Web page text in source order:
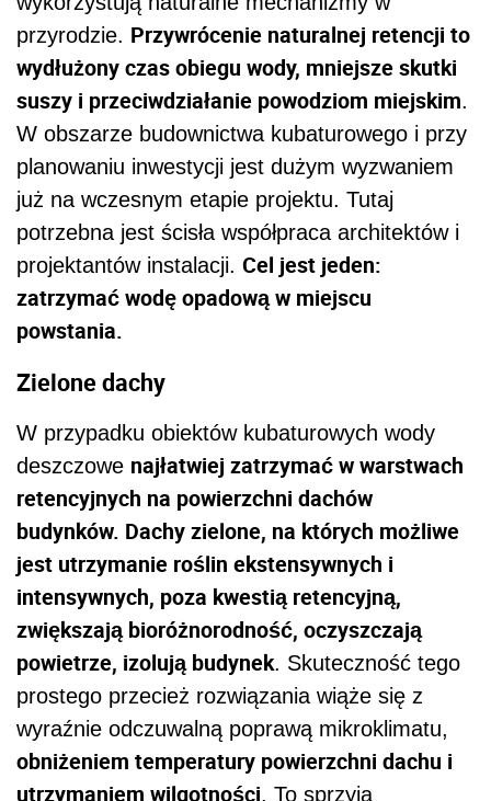
przyrodzie. Przywrócenie naturalnej retencji to
wydłużony czas obiegu wody, mniejsze skutki
suszy i przeciwdziałanie powodziom miejskim.
W obszarze budownictwa kubaturowego i przy
planowaniu inwestycji jest dużym wyzwaniem
już na wczesnym etapie projektu. Tutaj
potrzebna jest ścisła współpraca architektów i
projektantów instalacji. Cel jest jeden:
zatrzymać wodę opadową w miejscu
powstania.
Zielone dachy
W przypadku obiektów kubaturowych wody
deszczowe najłatwiej zatrzymać w warstwach
retencyjnych na powierzchni dachów
budynków. Dachy zielone, na których możliwe
jest utrzymanie roślin ekstensywnych i
intensywnych, poza kwestią retencyjną,
zwiększają bioróżnorodność, oczyszczają
powietrze, izolują budynek. Skuteczność tego
prostego przecież rozwiązania wiąże się z
wyraźnie odczuwalną poprawą mikroklimatu,
obniżeniem temperatury powierzchni dachu i
utrzymaniem wilgotności. To sprzyja